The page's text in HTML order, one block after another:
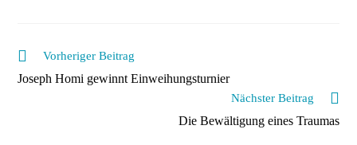
Weitere
ansehen
Vorheriger Beitrag
Joseph Homi gewinnt Einweihungsturnier
Nächster Beitrag
Die Bewältigung eines Traumas